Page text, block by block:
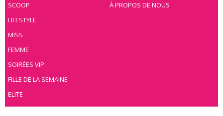
SCOOP
LIFESTYLE
MISS
FEMME
SOIRÉES VIP
FILLE DE LA SEMAINE
ELITE
À PROPOS DE NOUS